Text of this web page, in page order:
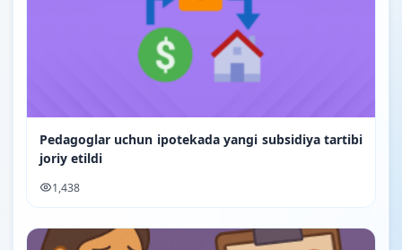
Pedagoglar uchun ipotekada yangi subsidiya tartibi
joriy etildi
1,438